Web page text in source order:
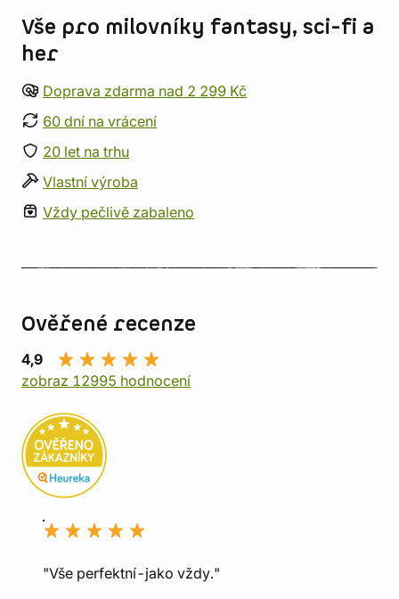
Vše pro milovníky fantasy, sci-fi a
her
Doprava zdarma nad 2 299 Kč
60 dní na vrácení
20 let na trhu
Vlastní výroba
Vždy pečlivě zabaleno
Ověřené recenze
4,9
zobraz 12995 hodnocení
"Vše perfektní-jako vždy."